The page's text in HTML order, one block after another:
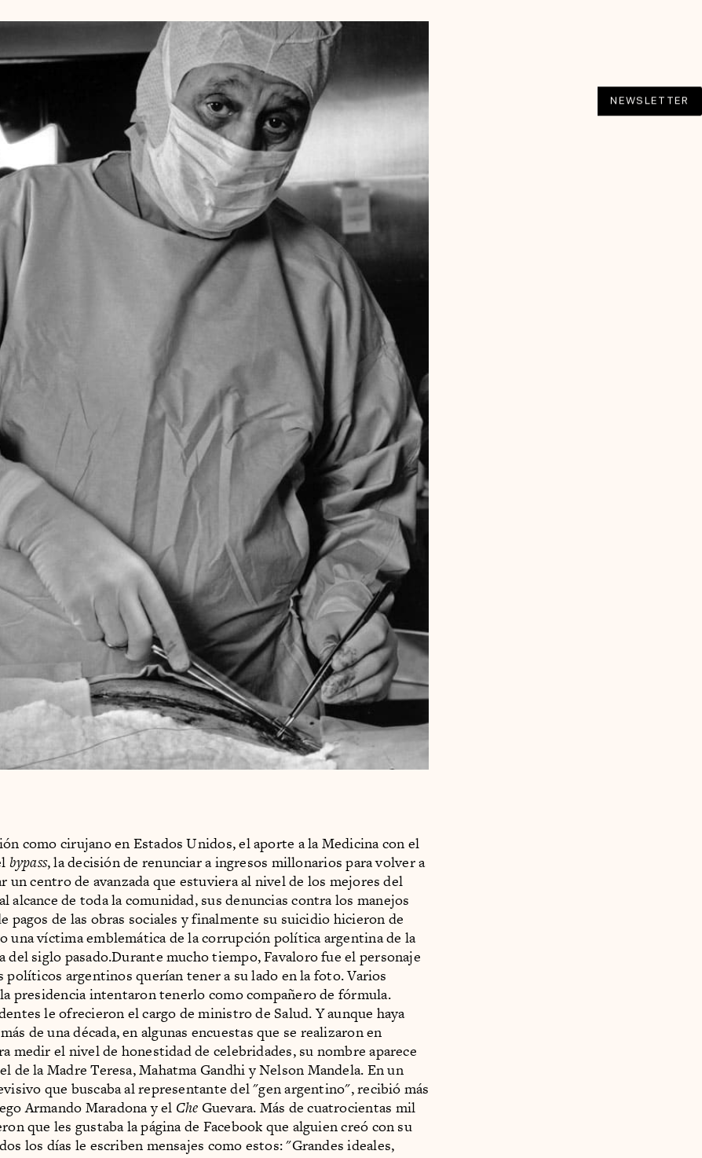
como cirujano en Estados Unidos, el aporte a la Medicina con el
bypass, la decisión de renunciar a ingresos millonarios para volver a
un centro de avanzada que estuviera al nivel de los mejores del
alcance de toda la comunidad, sus denuncias contra los manejos
pagos de las obras sociales y finalmente su suicidio hicieron de
una víctima emblemática de la corrupción política argentina de la
del siglo pasado.Durante mucho tiempo, Favaloro fue el personaje
políticos argentinos querían tener a su lado en la foto. Varios
presidencia intentaron tenerlo como compañero de fórmula.
le ofrecieron el cargo de ministro de Salud. Y aunque haya
de una década, en algunas encuestas que se realizaron en
medir el nivel de honestidad de celebridades, su nombre aparece
de la Madre Teresa, Mahatma Gandhi y Nelson Mandela. En un
que buscaba al representante del "gen argentino", recibió más
Armando Maradona y el Che Guevara. Más de cuatrocientas mil
que les gustaba la página de Facebook que alguien creó con su
los días le escriben mensajes como estos: "Grandes ideales,
NEWSLETTER